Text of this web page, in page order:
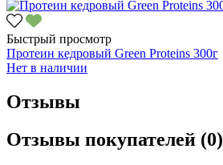
Быстрый просмотр
Протеин кедровый Green Proteins 300г
Нет в наличии
Отзывы
Отзывы покупателей (0)